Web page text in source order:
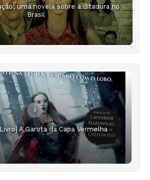
uma novela sobre a ditadura no
Brasil
A Garota da Capa Vermelha